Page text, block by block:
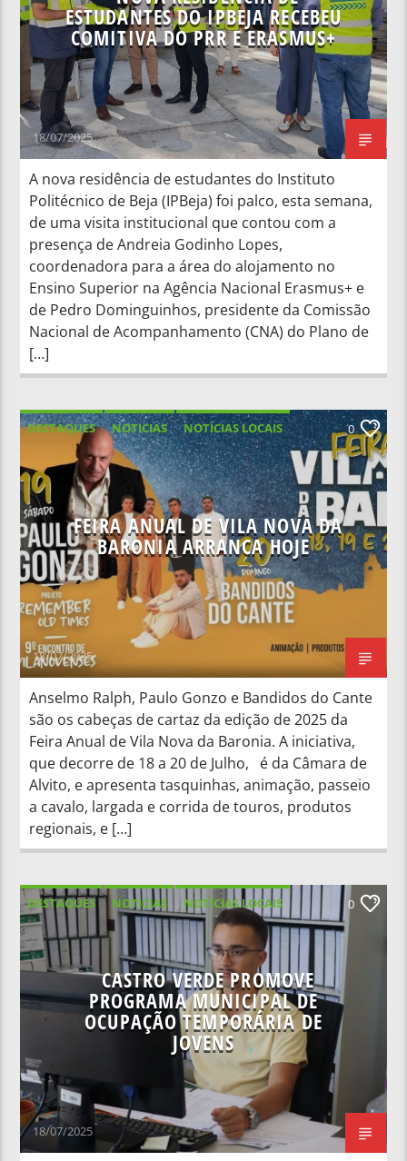
ESTUDANTES DO IPBEJA RECEBEU
COMITIVA DO PRR E ERASMUS+
18/07/2025
A nova residência de estudantes do Instituto
Politécnico de Beja (IPBeja) foi palco, esta semana,
de uma visita institucional que contou com a
presença de Andreia Godinho Lopes,
coordenadora para a área do alojamento no
Ensino Superior na Agência Nacional Erasmus+ e
de Pedro Dominguinhos, presidente da Comissão
Nacional de Acompanhamento (CNA) do Plano de
[…]
DESTAQUES NOTICIAS
NOTÍCIAS LOCAIS
NOTÍCIAS NACIONAIS
0
FEIRA ANUAL DE VILA NOVA DA
BARONIA ARRANCA HOJE
18/07/2025
Anselmo Ralph, Paulo Gonzo e Bandidos do Cante
são os cabeças de cartaz da edição de 2025 da
Feira Anual de Vila Nova da Baronia. A iniciativa,
que decorre de 18 a 20 de Julho, é da Câmara de
Alvito, e apresenta tasquinhas, animação, passeio
a cavalo, largada e corrida de touros, produtos
regionais, e […]
DESTAQUES NOTICIAS
NOTÍCIAS LOCAIS
NOTÍCIAS NACIONAIS
0
CASTRO VERDE PROMOVE
PROGRAMA MUNICIPAL DE
OCUPAÇÃO TEMPORÁRIA DE
JOVENS
18/07/2025